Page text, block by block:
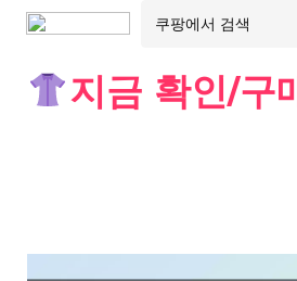
지금 확인/구